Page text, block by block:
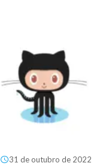
31 de outubro de 2022